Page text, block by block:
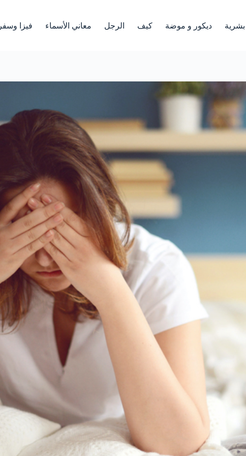
بشرية ديكور و موضة كيف الرجل معاني الأسماء فيزا وسفر